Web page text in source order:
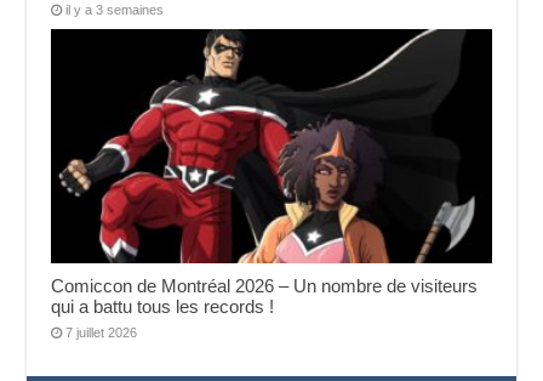
il y a 3 semaines
Comiccon de Montréal 2026 – Un nombre de visiteurs
qui a battu tous les records !
7 juillet 2026